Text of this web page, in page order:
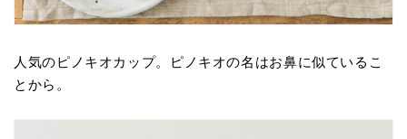
人気のピノキオカップ。ピノキオの名はお鼻に似ているこ
とから。